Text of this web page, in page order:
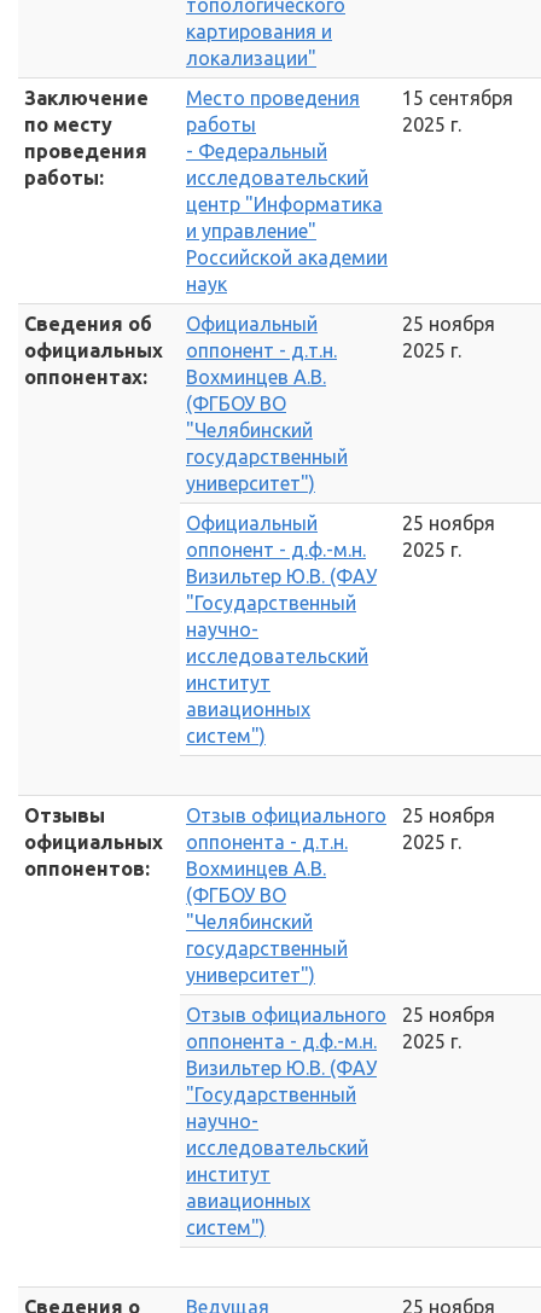
топологического
картирования и
локализации"
Заключение
по месту
проведения
работы:
Место проведения
работы
- Федеральный
исследовательский
центр "Информатика
и управление"
Российской академии
наук
15 сентября
2025 г.
Сведения об
официальных
оппонентах:
Официальный
оппонент - д.т.н.
Вохминцев А.В.
(ФГБОУ ВО
"Челябинский
государственный
университет")
25 ноября
2025 г.
Официальный
оппонент - д.ф.-м.н.
Визильтер Ю.В. (ФАУ
"Государственный
научно-
исследовательский
институт
авиационных
систем")
25 ноября
2025 г.
Отзывы
официальных
оппонентов:
Отзыв официального
оппонента - д.т.н.
Вохминцев А.В.
(ФГБОУ ВО
"Челябинский
государственный
университет")
25 ноября
2025 г.
Отзыв официального
оппонента - д.ф.-м.н.
Визильтер Ю.В. (ФАУ
"Государственный
научно-
исследовательский
институт
авиационных
систем")
25 ноября
2025 г.
Сведения о
Ведущая
25 ноября